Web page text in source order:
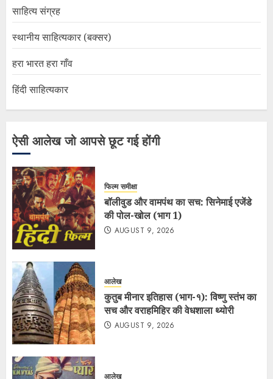
साहित्य संग्रह
स्थानीय साहित्यकार (बक्सर)
हरा भारत हरा गाँव
हिंदी साहित्यकार
ऐसी आलेख जो आपसे छूट गई होंगी
फिल्म समीक्षा
बॉलीवुड और वामपंथ का सच: सिनेमाई एजेंडे
की पोल-खोल (भाग 1)
AUGUST 9, 2026
आलेख
कुतुब मीनार इतिहास (भाग-१): विष्णु स्तंभ का
सच और वराहमिहिर की वेधशाला थ्योरी
AUGUST 9, 2026
आलेख